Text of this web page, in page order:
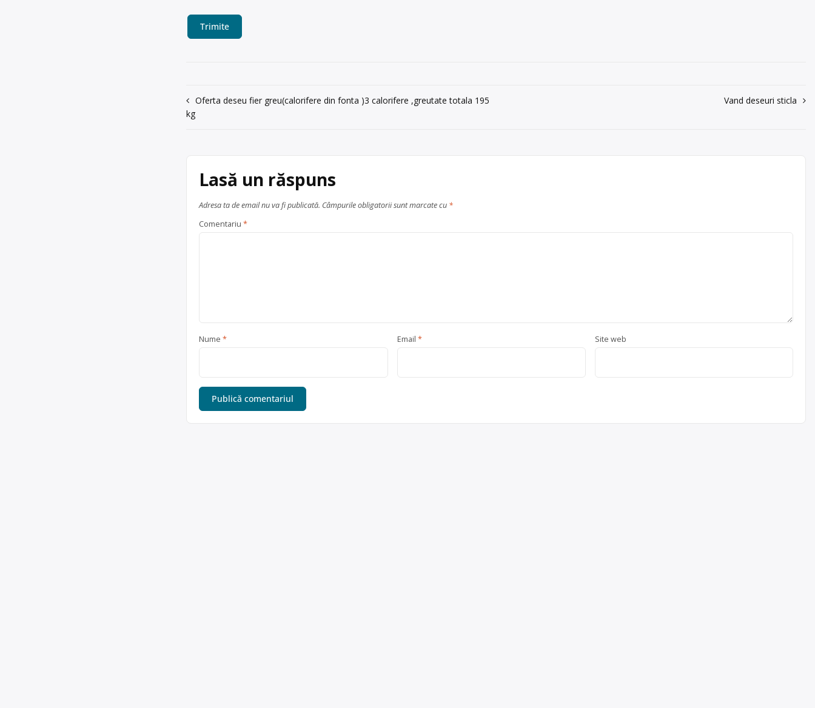
Navigare
în
Oferta deseu fier greu(calorifere din fonta )3 calorifere ,greutate totala 195
kg
Vand deseuri sticla
Lasă un răspuns
Adresa ta de email nu va fi publicată. Câmpurile obligatorii sunt marcate cu *
Comentariu *
Nume * Email * Site web